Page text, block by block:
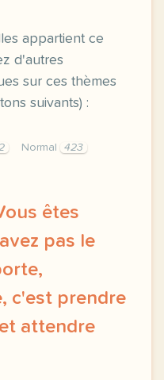
appartient ce
d'autres
sur ces thèmes
suivants) :
Normal
423
êtes
pas le
c'est prendre
attendre